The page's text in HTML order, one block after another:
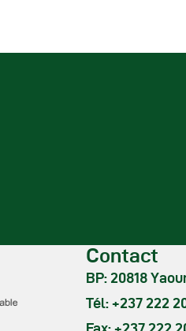
Contact
BP: 20818
Tél: +237 222